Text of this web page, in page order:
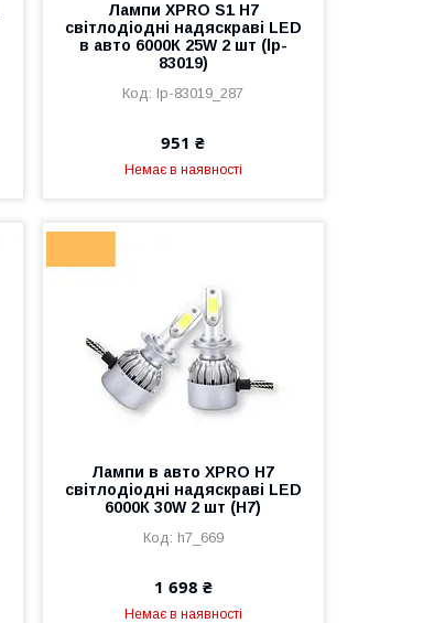
Лампи XPRO S1 H7
світлодіодні надяскраві LED
в авто 6000К 25W 2 шт (lp-
83019)
lp-83019_287
951 ₴
Немає в наявності
Лампи в авто XPRO H7
світлодіодні надяскраві LED
6000К 30W 2 шт (H7)
h7_669
1 698 ₴
Немає в наявності